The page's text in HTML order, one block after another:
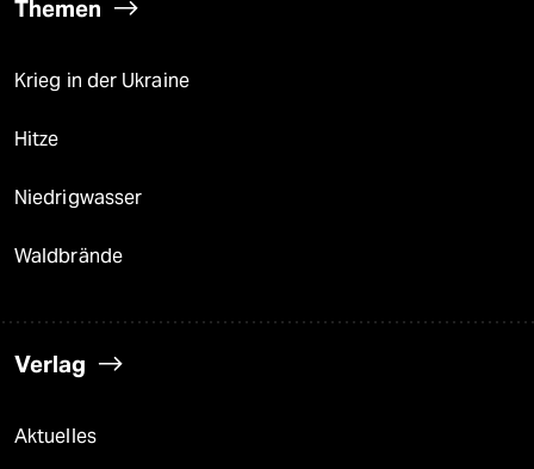
Themen
Krieg in der Ukraine
Hitze
Niedrigwasser
Waldbrände
Verlag
Aktuelles